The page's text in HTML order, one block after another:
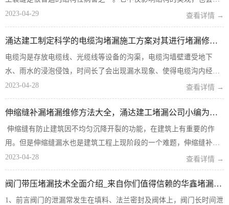
低结构混凝土的强度，影响结构的使用性能和使用寿命，给人们的生
活、生产带来不便。因此，对引发结构混凝土裂缝的成因进行分析、
归纳及采取预防措施很有必...
2023-04-29 查看详情 →
涌达建工制定科学的电缆沟堵漏施工方案对其进行堵漏修补处理
电缆沟是存放电缆线、光缆线等设备的沟渠，电缆沟墙壁遭受地下
水、雨水的浸泡侵蚀，时间长了会出现漏水现象、使得电缆沟内经常
处于潮湿环境，造成极大安全隐患，因此需要制定科学的电缆沟堵漏
施工方案对其进行堵漏修补处理。电缆沟堵漏施工方案分为三部分1、
使用的防水材料及材料的特...
2023-04-28 查看详情 →
伸缩缝补漏堵漏维修方法大全，涌达建工堵漏公司小编为您详细介绍
伸缩缝有防止建筑因不均匀沉降开裂的功能，在建筑上有重要的作
用。但是伸缩缝漏水也是建筑工程上现阶段的一个难题，伸缩缝补漏
堵漏维修方法有哪些呢？混凝土结构伸缩缝与砖混结构维修方法是否
有区别呢？涌达建工堵漏公司小编为您详细介绍。混凝土侧壁1、首
先，清扫缝内的...
2023-04-28 查看详情 →
阀门带压堵漏技术全面介绍_来自你们值得信赖的华鑫堵漏技术员
1、前言阀门的泄漏常发生在填料、法兰密封及阀体上，阀门长时间泄